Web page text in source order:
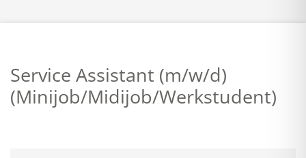
Service Assistant (m/w/d)
(Minijob/Midijob/Werkstudent)